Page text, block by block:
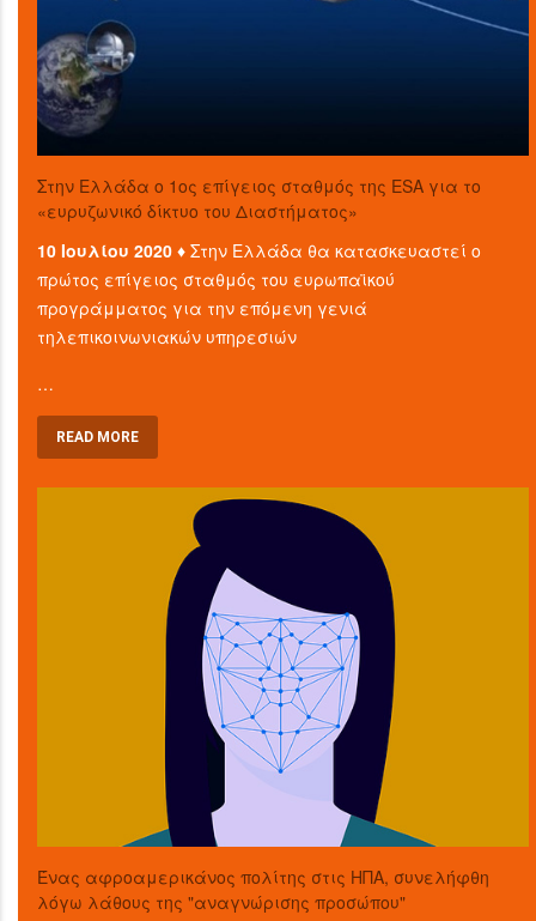
Στην Ελλάδα ο 1ος επίγειος σταθμός της ESA για το
«ευρυζωνικό δίκτυο του Διαστήματος»
10 Ιουλίου 2020 ♦Στην Ελλάδα θα κατασκευαστεί ο
πρώτος επίγειος σταθμός του ευρωπαϊκού
προγράμματος για την επόμενη γενιά
τηλεπικοινωνιακών υπηρεσιών
…
READ MORE
Ένας αφροαμερικάνος πολίτης στις ΗΠΑ, συνελήφθη
λόγω λάθους της "αναγνώρισης προσώπου"